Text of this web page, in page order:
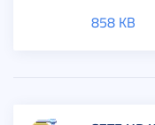
858 KB